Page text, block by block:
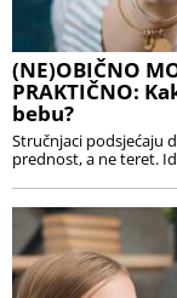
(NE)OBIČNO
PRAKTIČNO:
bebu?
Stručnjaci podsjećaju
prednost, a ne teret.